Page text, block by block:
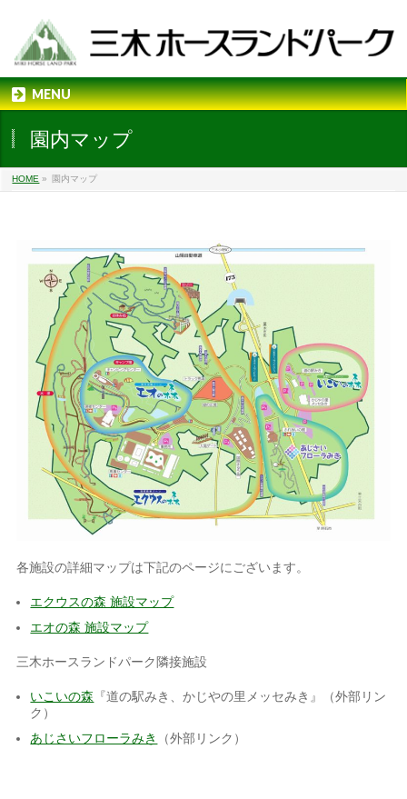
MENU
園内マップ
HOME » 園内マップ
各施設の詳細マップは下記のページにございます。
エクウスの森 施設マップ
エオの森 施設マップ
三木ホースランドパーク隣接施設
いこいの森 『道の駅みき、かじやの里メッセみき』（外部リン
ク）
あじさいフローラみき
（外部リンク）